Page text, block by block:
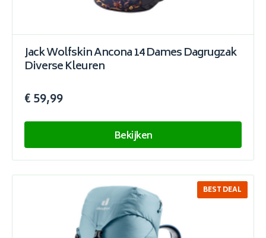
Jack Wolfskin Ancona 14 Dames Dagrugzak
Diverse Kleuren
€ 59,99
Bekijken
SALE
BEST DEAL